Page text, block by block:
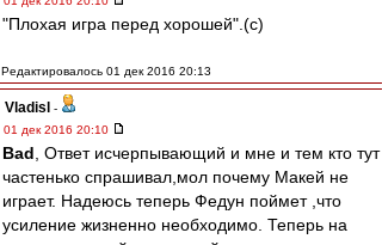
"Плохая игра перед хорошей".(c)
Редактировалось 01 дек 2016 20:13
Vladisl
-
01 дек 2016 20:10
Bad , Ответ исчерпывающий и мне и тем кто тут
частенько спрашивал,мол почему Макей не
играет. Надеюсь теперь Федун поймет ,что
усиление жизненно необходимо. Теперь на